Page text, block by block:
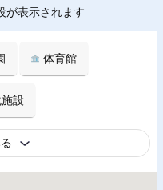
が表示されます
体育館
設